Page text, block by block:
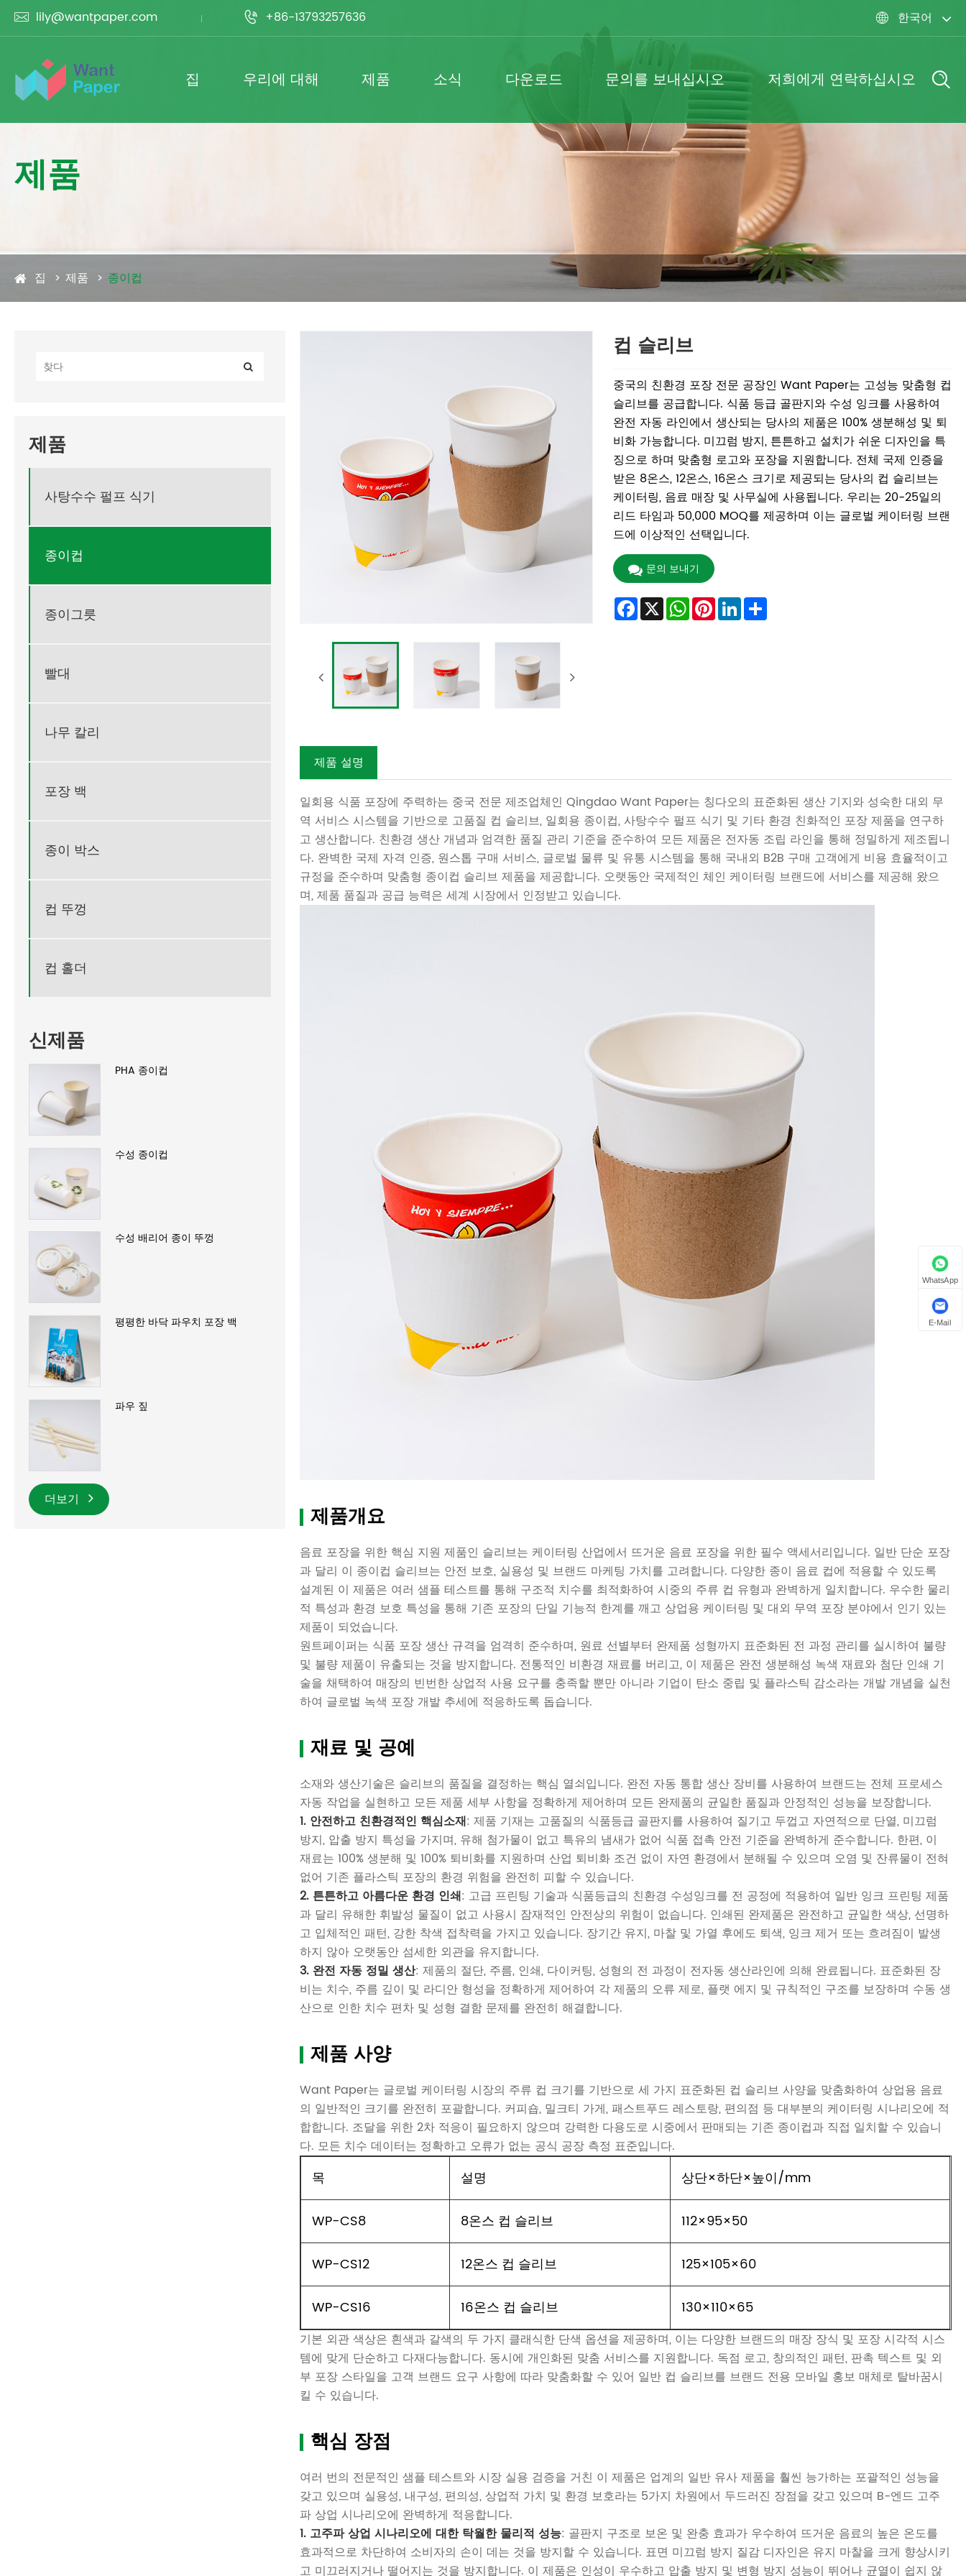
 lily@wantpaper.com  +86-13793257636  한국어
집 우리에 대해 제품 소식 다운로드 문의를 보내십시오 저희에게 연락하십시오
제품
집 제품 종이컵
제품
사탕수수 펄프 식기
종이컵
종이그릇
빨대
나무 칼리
포장 백
종이 박스
컵 뚜껑
컵 홀더
신제품
PHA 종이컵
수성 종이컵
수성 배리어 종이 뚜껑
평평한 바닥 파우치 포장 백
파우 짚
더보기
컵 슬리브
중국의 친환경 포장 전문 공장인 Want Paper는 고성능 맞춤형 컵
슬리브를 공급합니다. 식품 등급 골판지와 수성 잉크를 사용하여
완전 자동 라인에서 생산되는 당사의 제품은 100% 생분해성 및 퇴
비화 가능합니다. 미끄럼 방지, 튼튼하고 설치가 쉬운 디자인을 특
징으로 하며 맞춤형 로고와 포장을 지원합니다. 전체 국제 인증을
받은 8온스, 12온스, 16온스 크기로 제공되는 당사의 컵 슬리브는
케이터링, 음료 매장 및 사무실에 사용됩니다. 우리는 20-25일의
리드 타임과 50,000 MOQ를 제공하며 이는 글로벌 케이터링 브랜
드에 이상적인 선택입니다.
문의 보내기
Facebook
X WhatsApp
Pinterest
LinkedInShare
제품 설명
일회용 식품 포장에 주력하는 중국 전문 제조업체인 Qingdao Want Paper는 칭다오의 표준화된 생산 기지와 성숙한 대외 무
역 서비스 시스템을 기반으로 고품질 컵 슬리브, 일회용 종이컵, 사탕수수 펄프 식기 및 기타 환경 친화적인 포장 제품을 연구하
고 생산합니다. 친환경 생산 개념과 엄격한 품질 관리 기준을 준수하여 모든 제품은 전자동 조립 라인을 통해 정밀하게 제조됩니
다. 완벽한 국제 자격 인증, 원스톱 구매 서비스, 글로벌 물류 및 유통 시스템을 통해 국내외 B2B 구매 고객에게 비용 효율적이고
규정을 준수하며 맞춤형 종이컵 슬리브 제품을 제공합니다. 오랫동안 국제적인 체인 케이터링 브랜드에 서비스를 제공해 왔으
며, 제품 품질과 공급 능력은 세계 시장에서 인정받고 있습니다.
제품개요
음료 포장을 위한 핵심 지원 제품인 슬리브는 케이터링 산업에서 뜨거운 음료 포장을 위한 필수 액세서리입니다. 일반 단순 포장
과 달리 이 종이컵 슬리브는 안전 보호, 실용성 및 브랜드 마케팅 가치를 고려합니다. 다양한 종이 음료 컵에 적용할 수 있도록
설계된 이 제품은 여러 샘플 테스트를 통해 구조적 치수를 최적화하여 시중의 주류 컵 유형과 완벽하게 일치합니다. 우수한 물리
적 특성과 환경 보호 특성을 통해 기존 포장의 단일 기능적 한계를 깨고 상업용 케이터링 및 대외 무역 포장 분야에서 인기 있는
제품이 되었습니다.
원트페이퍼는 식품 포장 생산 규격을 엄격히 준수하며, 원료 선별부터 완제품 성형까지 표준화된 전 과정 관리를 실시하여 불량
및 불량 제품이 유출되는 것을 방지합니다. 전통적인 비환경 재료를 버리고, 이 제품은 완전 생분해성 녹색 재료와 첨단 인쇄 기
술을 채택하여 매장의 빈번한 상업적 사용 요구를 충족할 뿐만 아니라 기업이 탄소 중립 및 플라스틱 감소라는 개발 개념을 실천
하여 글로벌 녹색 포장 개발 추세에 적응하도록 돕습니다.
재료 및 공예
소재와 생산기술은 슬리브의 품질을 결정하는 핵심 열쇠입니다. 완전 자동 통합 생산 장비를 사용하여 브랜드는 전체 프로세스
자동 작업을 실현하고 모든 제품 세부 사항을 정확하게 제어하며 모든 완제품의 균일한 품질과 안정적인 성능을 보장합니다.
1. 안전하고 친환경적인 핵심소재: 제품 기재는 고품질의 식품등급 골판지를 사용하여 질기고 두껍고 자연적으로 단열, 미끄럼
방지, 압출 방지 특성을 가지며, 유해 첨가물이 없고 특유의 냄새가 없어 식품 접촉 안전 기준을 완벽하게 준수합니다. 한편, 이
재료는 100% 생분해 및 100% 퇴비화를 지원하며 산업 퇴비화 조건 없이 자연 환경에서 분해될 수 있으며 오염 및 잔류물이 전혀
없어 기존 플라스틱 포장의 환경 위험을 완전히 피할 수 있습니다.
2. 튼튼하고 아름다운 환경 인쇄: 고급 프린팅 기술과 식품등급의 친환경 수성잉크를 전 공정에 적용하여 일반 잉크 프린팅 제품
과 달리 유해한 휘발성 물질이 없고 사용시 잠재적인 안전상의 위험이 없습니다. 인쇄된 완제품은 완전하고 균일한 색상, 선명하
고 입체적인 패턴, 강한 착색 접착력을 가지고 있습니다. 장기간 유지, 마찰 및 가열 후에도 퇴색, 잉크 제거 또는 흐려짐이 발생
하지 않아 오랫동안 섬세한 외관을 유지합니다.
3. 완전 자동 정밀 생산: 제품의 절단, 주름, 인쇄, 다이커팅, 성형의 전 과정이 전자동 생산라인에 의해 완료됩니다. 표준화된 장
비는 치수, 주름 깊이 및 라디안 형성을 정확하게 제어하여 각 제품의 오류 제로, 플랫 에지 및 규칙적인 구조를 보장하며 수동 생
산으로 인한 치수 편차 및 성형 결함 문제를 완전히 해결합니다.
제품 사양
Want Paper는 글로벌 케이터링 시장의 주류 컵 크기를 기반으로 세 가지 표준화된 컵 슬리브 사양을 맞춤화하여 상업용 음료
의 일반적인 크기를 완전히 포괄합니다. 커피숍, 밀크티 가게, 패스트푸드 레스토랑, 편의점 등 대부분의 케이터링 시나리오에 적
합합니다. 조달을 위한 2차 적응이 필요하지 않으며 강력한 다용도로 시중에서 판매되는 기존 종이컵과 직접 일치할 수 있습니
다. 모든 치수 데이터는 정확하고 오류가 없는 공식 공장 측정 표준입니다.
목 설명 상단×하단×높이/mm
WP-CS8 8온스 컵 슬리브 112×95×50
WP-CS12 12온스 컵 슬리브 125×105×60
WP-CS16 16온스 컵 슬리브 130×110×65
기본 외관 색상은 흰색과 갈색의 두 가지 클래식한 단색 옵션을 제공하며, 이는 다양한 브랜드의 매장 장식 및 포장 시각적 시스
템에 맞게 단순하고 다재다능합니다. 동시에 개인화된 맞춤 서비스를 지원합니다. 독점 로고, 창의적인 패턴, 판촉 텍스트 및 외
부 포장 스타일을 고객 브랜드 요구 사항에 따라 맞춤화할 수 있어 일반 컵 슬리브를 브랜드 전용 모바일 홍보 매체로 탈바꿈시
킬 수 있습니다.
핵심 장점
여러 번의 전문적인 샘플 테스트와 시장 실용 검증을 거친 이 제품은 업계의 일반 유사 제품을 훨씬 능가하는 포괄적인 성능을
갖고 있으며 실용성, 내구성, 편의성, 상업적 가치 및 환경 보호라는 5가지 차원에서 두드러진 장점을 갖고 있으며 B-엔드 고주
파 상업 시나리오에 완벽하게 적응합니다.
1. 고주파 상업 시나리오에 대한 탁월한 물리적 성능: 골판지 구조로 보온 및 완충 효과가 우수하여 뜨거운 음료의 높은 온도를
효과적으로 차단하여 소비자의 손이 데는 것을 방지할 수 있습니다. 표면 미끄럼 방지 질감 디자인은 유지 마찰을 크게 향상시키
고 미끄러지거나 떨어지는 것을 방지합니다. 이 제품은 인성이 우수하고 압출 방지 및 변형 방지 성능이 뛰어나 균열이 쉽지 않
WhatsApp
E-Mail